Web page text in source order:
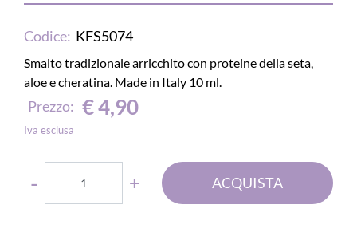
Codice: KFS5074
Smalto tradizionale arricchito con proteine della seta,
aloe e cheratina. Made in Italy 10 ml.
Prezzo: € 4,90
Iva esclusa
Quantità
ACQUISTA